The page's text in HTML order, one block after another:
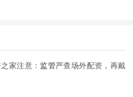
家注意： 监管严查场外配资，再戴